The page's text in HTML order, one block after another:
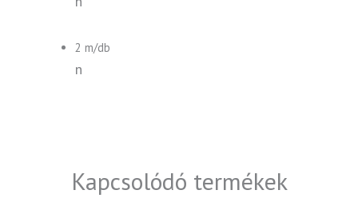
2 m/db
n
Kapcsolódó termékek